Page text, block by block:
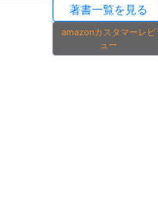
著書一覧を見る
amazonカスタマーレビ
ュー